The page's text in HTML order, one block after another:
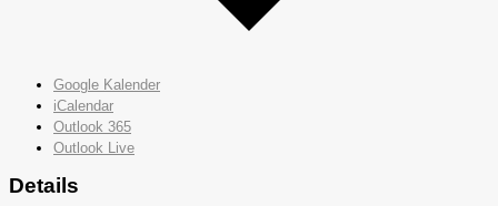
Google Kalender
iCalendar
Outlook 365
Outlook Live
Details